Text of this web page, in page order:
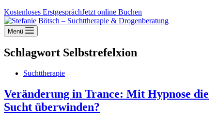
Kostenloses ErstgesprächJetzt online Buchen
Menü
Schlagwort Selbstrefelxion
Suchttherapie
Veränderung in Trance: Mit Hypnose die
Sucht überwinden?